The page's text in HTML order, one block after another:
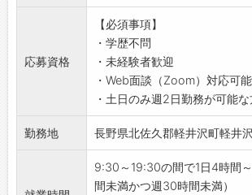
がら、商品の魅力をPR☆
・合間の時間には、商品等の
します！
【おすすめポイント♪】
・お店はアウトレットモール
終わりにショッピングも楽し
・扱う商品はギフトやプレゼ
ReFaのみで、覚えることが少
・アウトレットならではのお
応募資格
【必須事項】
・学歴不問
・未経験者歓迎
・Web面談（Zoom）対応可
・土日のみ週2日勤務が可能
勤務地 長野県北佐久郡軽井沢町軽井沢
9:30～19:30の間で1日4時間
間未満かつ週30時間未満）